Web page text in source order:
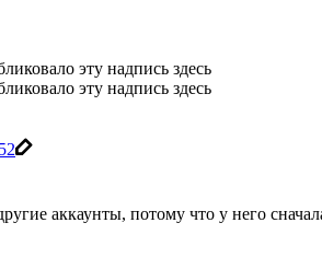
эту надпись здесь
эту надпись здесь
аккаунты, потому что у него